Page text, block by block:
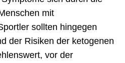
mit
sollten hingegen
der Risiken der ketogenen
vor der